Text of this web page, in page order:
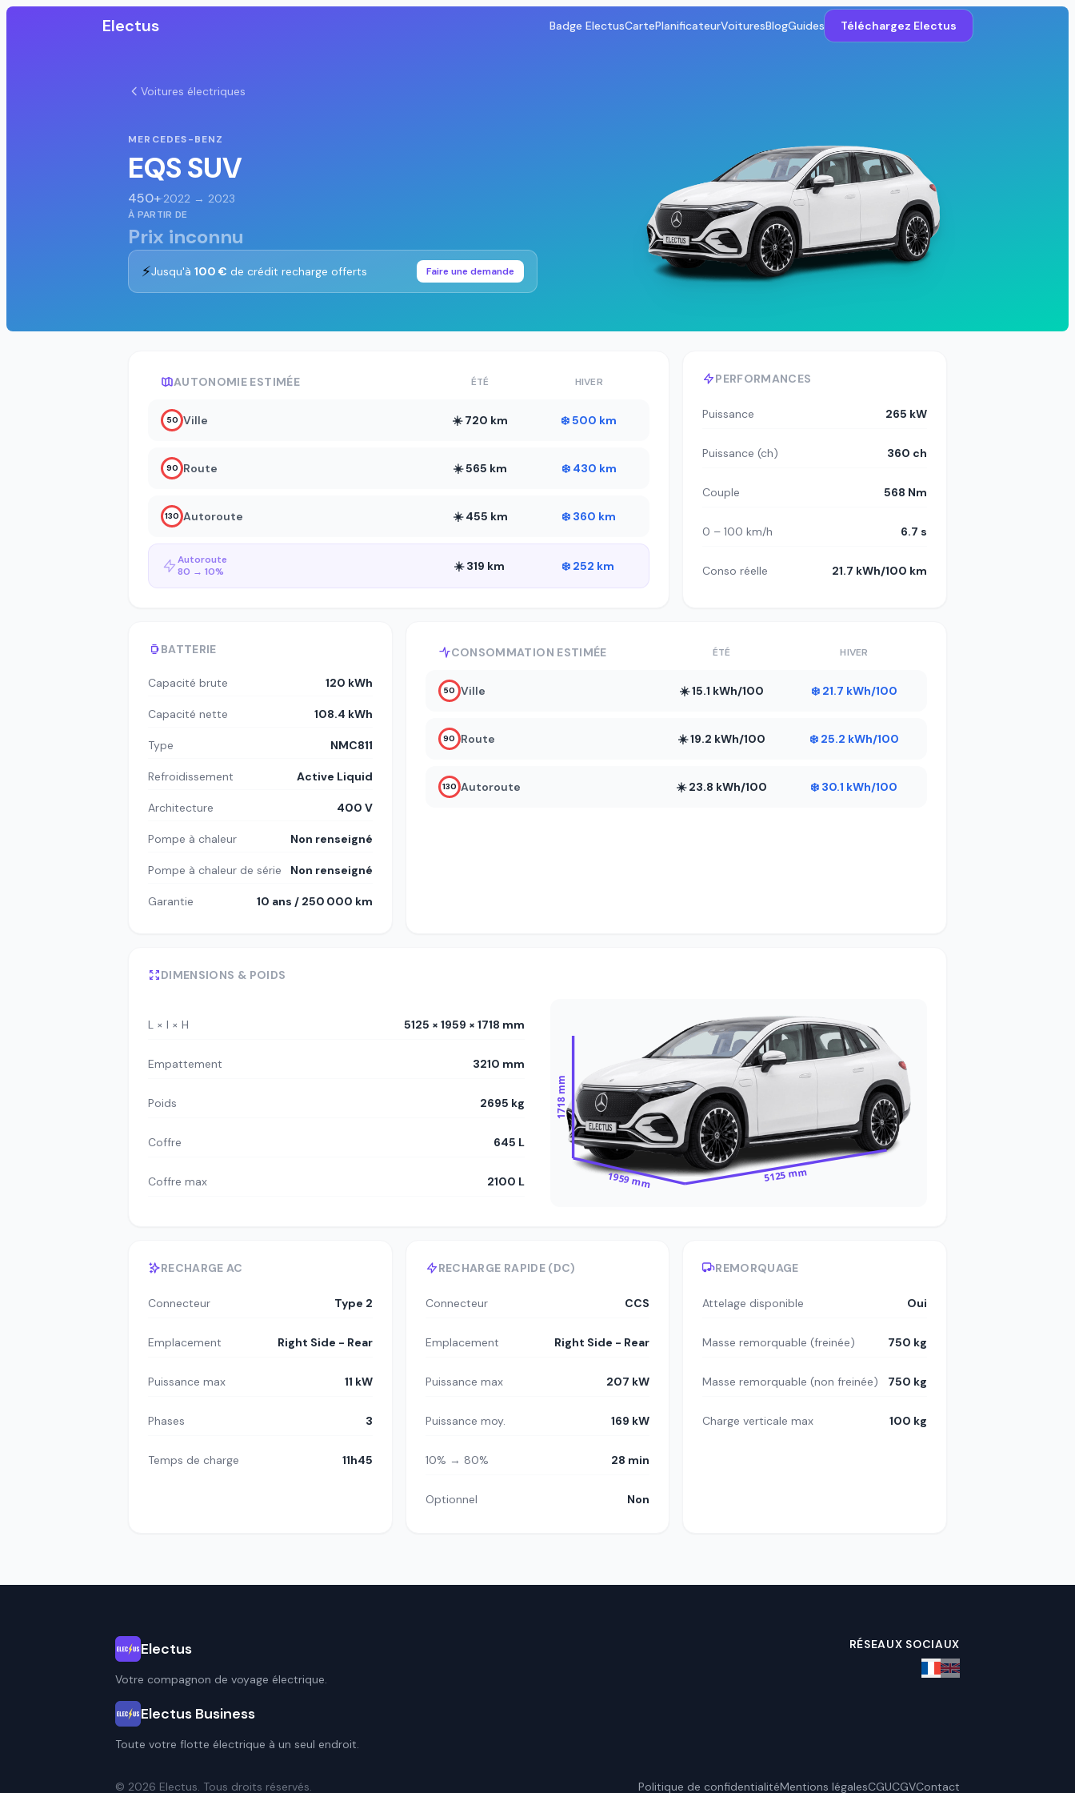
Electus Badge ElectusCartePlanificateurVoituresBlogGuides Téléchargez Electus
Voitures électriques
MERCEDES-BENZ
EQS SUV
450+·2022 → 2023
À PARTIR DE
Prix inconnu
⚡Jusqu'à 100 € de crédit recharge offerts Faire une demande
AUTONOMIE ESTIMÉE ÉTÉ HIVER
50 Ville ☀️ 720 km ❄️ 500 km
90 Route ☀️ 565 km ❄️ 430 km
130 Autoroute ☀️ 455 km ❄️ 360 km
Autoroute
80 → 10%
☀️ 319 km ❄️ 252 km
PERFORMANCES
Puissance 265 kW
Puissance (ch) 360 ch
Couple 568 Nm
0 – 100 km/h 6.7 s
Conso réelle 21.7 kWh/100 km
BATTERIE
Capacité brute 120 kWh
Capacité nette 108.4 kWh
Type NMC811
Refroidissement Active Liquid
Architecture 400 V
Pompe à chaleur Non renseigné
Pompe à chaleur de série Non renseigné
Garantie 10 ans / 250 000 km
CONSOMMATION ESTIMÉE ÉTÉ HIVER
50 Ville ☀️ 15.1 kWh/100 ❄️ 21.7 kWh/100
90 Route ☀️ 19.2 kWh/100 ❄️ 25.2 kWh/100
130 Autoroute ☀️ 23.8 kWh/100 ❄️ 30.1 kWh/100
DIMENSIONS & POIDS
L × l × H 5125 × 1959 × 1718 mm
Empattement 3210 mm
Poids 2695 kg
Coffre 645 L
Coffre max 2100 L
1718 mm
1959 mm 5125 mm
RECHARGE AC
Connecteur Type 2
Emplacement Right Side - Rear
Puissance max 11 kW
Phases 3
Temps de charge 11h45
RECHARGE RAPIDE (DC)
Connecteur CCS
Emplacement Right Side - Rear
Puissance max 207 kW
Puissance moy. 169 kW
10% → 80% 28 min
Optionnel Non
REMORQUAGE
Attelage disponible Oui
Masse remorquable (freinée) 750 kg
Masse remorquable (non freinée) 750 kg
Charge verticale max 100 kg
Electus
Votre compagnon de voyage électrique.
Electus Business
Toute votre flotte électrique à un seul endroit.
RÉSEAUX SOCIAUX
© 2026 Electus. Tous droits réservés. Politique de confidentialitéMentions légalesCGUCGVContact